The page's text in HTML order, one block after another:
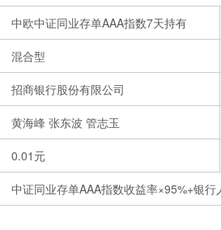
中欧中证同业存单AAA指数7天持有
混合型
招商银行股份有限公司
黄海峰 张东波 管志玉
0.01元
中证同业存单AAA指数收益率×95%+银